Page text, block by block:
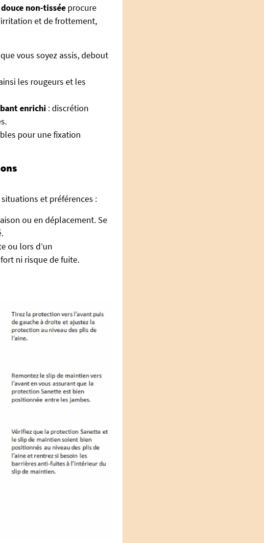
non-tissée procure
et de frottement,
vous soyez assis, debout
les rougeurs et les
enrichi : discrétion
pour une fixation
et préférences :
ou en déplacement. Se
ou lors d’un
ni risque de fuite.